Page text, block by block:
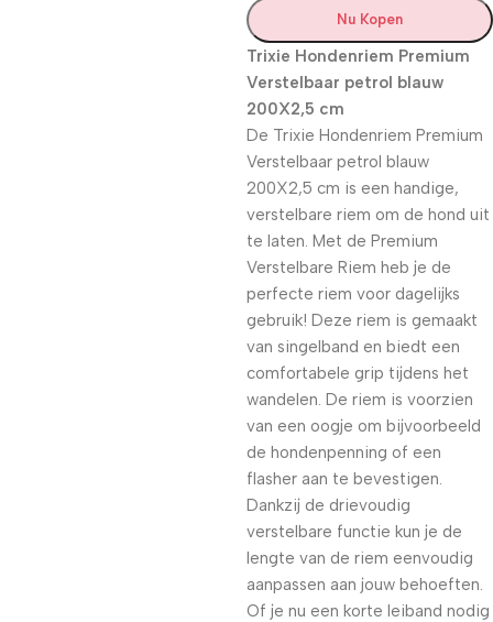
Nu Kopen
Trixie Hondenriem Premium
Verstelbaar petrol blauw
200X2,5 cm
De Trixie Hondenriem Premium
Verstelbaar petrol blauw
200X2,5 cm is een handige,
verstelbare riem om de hond uit
te laten. Met de Premium
Verstelbare Riem heb je de
perfecte riem voor dagelijks
gebruik! Deze riem is gemaakt
van singelband en biedt een
comfortabele grip tijdens het
wandelen. De riem is voorzien
van een oogje om bijvoorbeeld
de hondenpenning of een
flasher aan te bevestigen.
Dankzij de drievoudig
verstelbare functie kun je de
lengte van de riem eenvoudig
aanpassen aan jouw behoeften.
Of je nu een korte leiband nodig